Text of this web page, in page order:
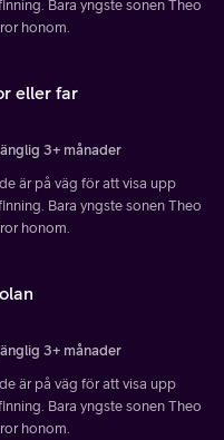
Bara yngste sonen Theo
honom.
eller far
3+ månader
är på väg för att visa upp
Bara yngste sonen Theo
honom.
3+ månader
är på väg för att visa upp
Bara yngste sonen Theo
honom.